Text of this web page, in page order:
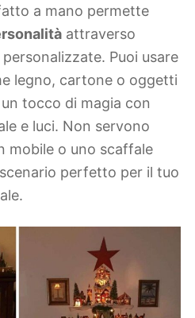
a mano permette
attraverso
Puoi usare
legno, cartone o oggetti
tocco di magia con
e luci. Non servono
mobile o uno scaffale
perfetto per il tuo